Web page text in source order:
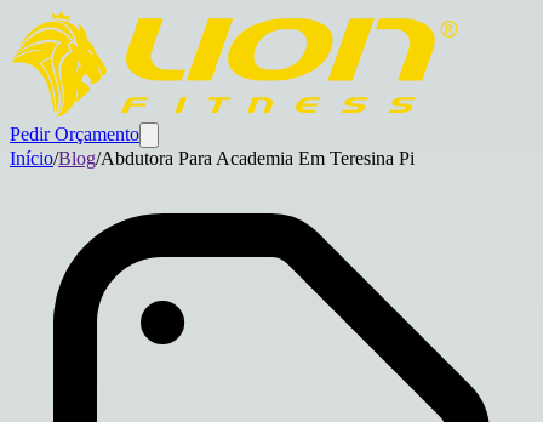
Pedir Orçamento
Início/Blog/Abdutora Para Academia Em Teresina Pi